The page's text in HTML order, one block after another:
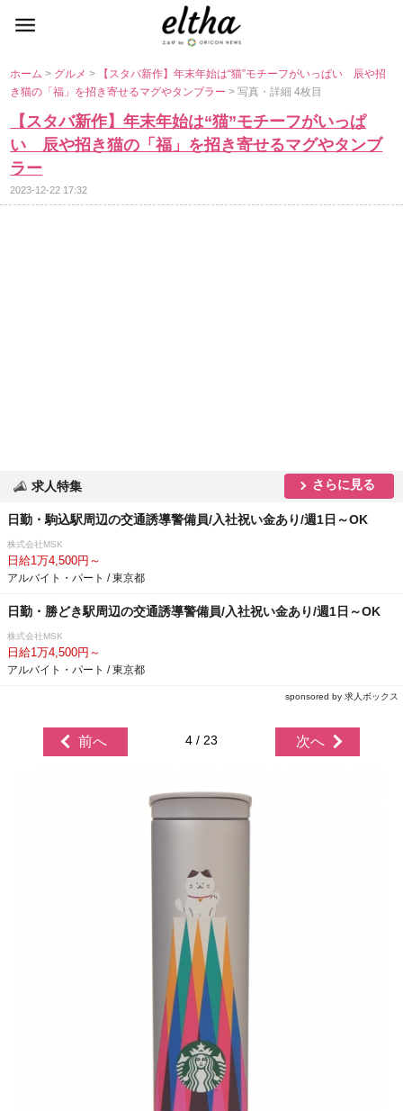
ホーム> グルメ>
【スタバ新作】年末年始は“猫”モチーフがいっぱい 辰や招
き猫の「福」を招き寄せるマグやタンブラー> 写真・詳細 4枚目
【スタバ新作】年末年始は“猫”モチーフがいっぱ
い 辰や招き猫の「福」を招き寄せるマグやタンブ
ラー
2023-12-22 17:32
求人特集 さらに見る
日勤・駒込駅周辺の交通誘導警備員/入社祝い金あり/週1日～OK
株式会社MSK
日給1万4,500円～
アルバイト・パート / 東京都
日勤・勝どき駅周辺の交通誘導警備員/入社祝い金あり/週1日～OK
株式会社MSK
日給1万4,500円～
アルバイト・パート / 東京都
sponsored by 求人ボックス
前へ 4 / 23 次へ